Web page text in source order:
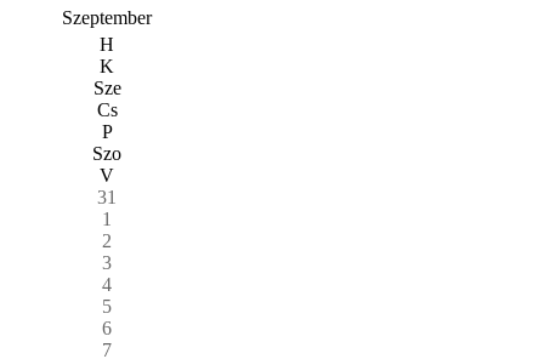
Szeptember
H
K
Sze
Cs
P
Szo
V
31
1
2
3
4
5
6
7